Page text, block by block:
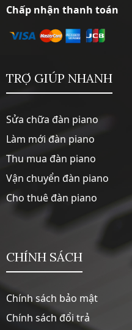
Chấp nhận thanh toán
TRỢ GIÚP NHANH
Sửa chữa đàn piano
Làm mới đàn piano
Thu mua đàn piano
Vận chuyển đàn piano
Cho thuê đàn piano
CHÍNH SÁCH
Chính sách bảo mật
Chính sách đổi trả